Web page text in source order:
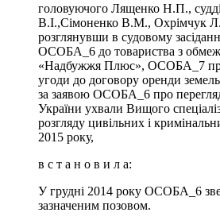
головуючого Лященко Н.П.,
В.І.,Сімоненко В.М., Охрімчук
розглянувши в судовому
ОСОБА_6 до товариства з
«Надбужжя Плюс», ОСОБА_7 про
угоди до договору оренди
за заявою ОСОБА_6 про
України ухвали Вищого
розгляду цивільних і
2015 року,
в с т а н о в и л а:
У грудні 2014 року ОСОБА_6
зазначеним позовом.